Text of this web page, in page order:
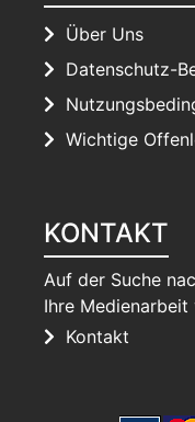
Über Uns
Datenschutz-
Wichtige
KONTAKT
Auf der Suche
Ihre Medienarbeit
Kontakt